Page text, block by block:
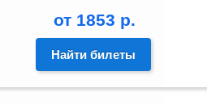
от 1853 р.
Найти билеты